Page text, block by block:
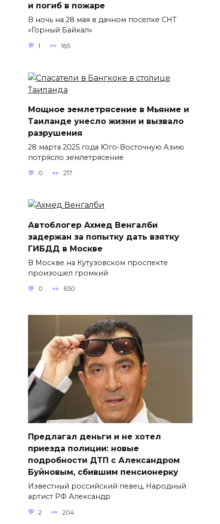
и погиб в пожаре
В ночь на 28 мая в дачном поселке СНТ
«Горный Байкал»
1 165
Мощное землетрясение в Мьянме и
Таиланде унесло жизни и вызвало
разрушения
28 марта 2025 года Юго-Восточную Азию
потрясло землетрясение
0 217
Автоблогер Ахмед Венгалби
задержан за попытку дать взятку
ГИБДД в Москве
В Москве на Кутузовском проспекте
произошел громкий
0 650
Предлагал деньги и не хотел
приезда полиции: новые
подробности ДТП с Александром
Буйновым, сбившим пенсионерку
Известный российский певец, Народный
артист РФ Александр
2 204